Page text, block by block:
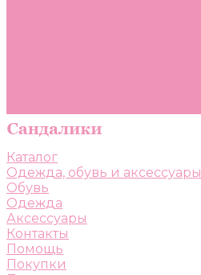
Каталог
Одежда, обувь и аксессуары
Обувь
Одежда
Аксессуары
Контакты
Помощь
Покупки